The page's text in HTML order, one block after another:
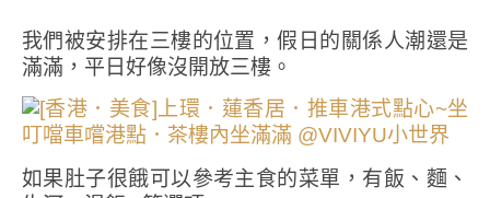
我們被安排在三樓的位置，假日的關係人潮還是
滿滿，平日好像沒開放三樓。
如果肚子很餓可以參考主食的菜單，有飯、麵、